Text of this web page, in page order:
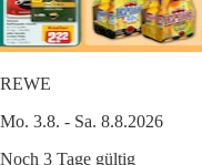
REWE
Mo. 3.8. - Sa. 8.8.2026
Noch 3 Tage gültig